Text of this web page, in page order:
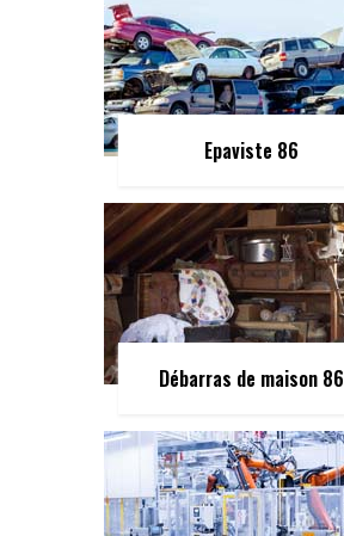
Epaviste 86
Débarras de maison 86